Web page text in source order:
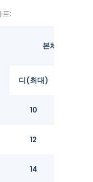
트:
본체 직경
디(최대)
10
12
14